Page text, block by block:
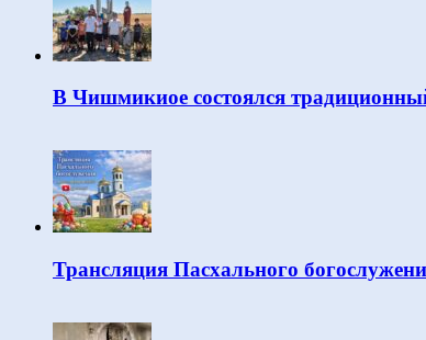
В Чишмикиое состоялся
Трансляция Пасхального